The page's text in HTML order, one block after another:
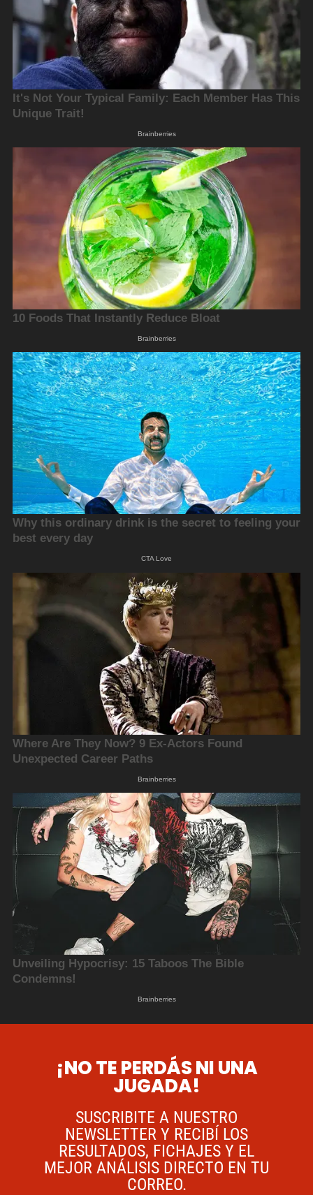
¡NO TE PERDÁS NI UNA
JUGADA!
SUSCRIBITE A NUESTRO
NEWSLETTER Y RECIBÍ LOS
RESULTADOS, FICHAJES Y EL
MEJOR ANÁLISIS DIRECTO EN TU
CORREO.